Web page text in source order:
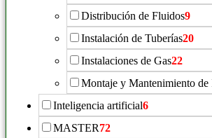
Distribución de Fluidos9
Instalación de Tuberías20
Instalaciones de Gas22
Montaje y Mantenimiento de
Inteligencia artificial6
MASTER72